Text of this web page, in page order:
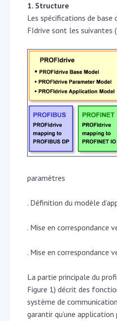
1. Structure
Les spécifications de base
FIdrive sont les suivantes
paramètres
. Définition du modèle
. Mise en correspondance
. Mise en correspondance
La partie principale du
Figure 1) décrit des
système de
garantir qu’une